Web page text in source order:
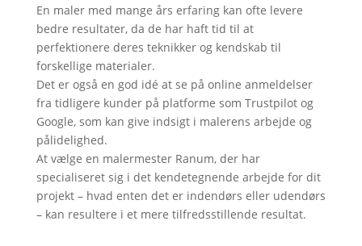
En maler med mange års erfaring kan ofte levere
bedre resultater, da de har haft tid til at
perfektionere deres teknikker og kendskab til
forskellige materialer.
Det er også en god idé at se på online anmeldelser
fra tidligere kunder på platforme som Trustpilot og
Google, som kan give indsigt i malerens arbejde og
pålidelighed.
At vælge en malermester Ranum, der har
specialiseret sig i det kendetegnende arbejde for dit
projekt – hvad enten det er indendørs eller udendørs
– kan resultere i et mere tilfredsstillende resultat.